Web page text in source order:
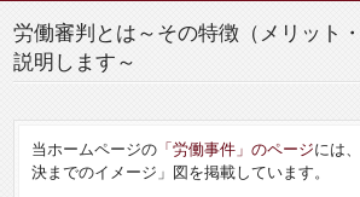
労働審判とは～その特徴（メリット
説明します～
当ホームページの 「労働事件」のページには
決までのイメージ」図を掲載しています。